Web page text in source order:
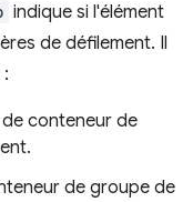
indique si l'élément
de défilement. Il
conteneur de
de groupe de